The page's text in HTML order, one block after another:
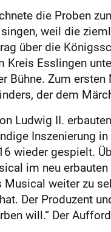
die Proben
weil die
über die
Kreis Esslingen
Bühne. Zum
der dem
Ludwig II.
Inszenierung
wieder gespielt.
im neu
weiter zu
Der Produzent
will.“ Der